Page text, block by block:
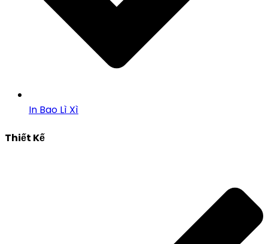
In Bao Lì Xì
Thiết Kế